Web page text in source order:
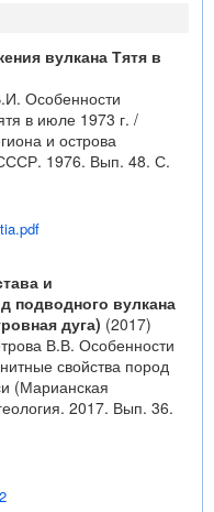
вулкана Тятя в
Особенности
в июле 1973 г. /
и острова
1976. Вып. 48. С.
и
подводного вулкана
дуга) (2017)
В.В. Особенности
свойства пород
(Марианская
2017. Вып. 36.